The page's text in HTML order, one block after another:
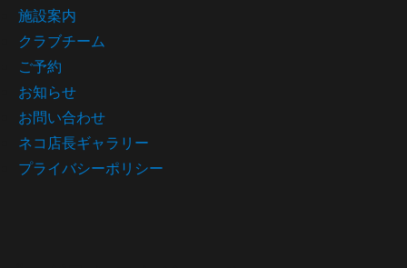
施設案内
クラブチーム
ご予約
お知らせ
お問い合わせ
ネコ店長ギャラリー
プライバシーポリシー